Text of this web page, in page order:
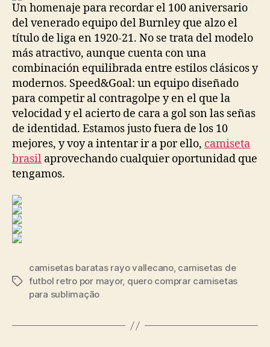
Un homenaje para recordar el 100 aniversario
del venerado equipo del Burnley que alzo el
título de liga en 1920-21. No se trata del modelo
más atractivo, aunque cuenta con una
combinación equilibrada entre estilos clásicos y
modernos. Speed&Goal: un equipo diseñado
para competir al contragolpe y en el que la
velocidad y el acierto de cara a gol son las señas
de identidad. Estamos justo fuera de los 10
mejores, y voy a intentar ir a por ello, camiseta
brasil aprovechando cualquier oportunidad que
tengamos.
Etiquetas
camisetas baratas rayo vallecano, camisetas de
futbol retro por mayor, quero comprar camisetas
para sublimação